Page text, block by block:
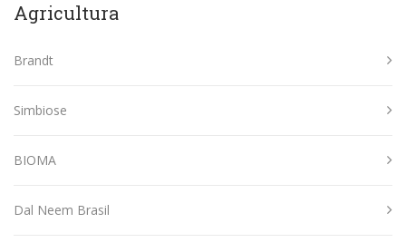
Agricultura
Brandt
Simbiose
BIOMA
Dal Neem Brasil